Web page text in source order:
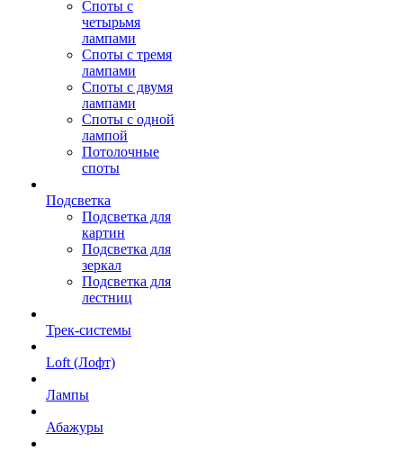
Споты с
четырьмя
лампами
Споты с тремя
лампами
Споты с двумя
лампами
Споты с одной
лампой
Потолочные
споты
Подсветка
Подсветка для
картин
Подсветка для
зеркал
Подсветка для
лестниц
Трек-системы
Loft (Лофт)
Лампы
Абажуры